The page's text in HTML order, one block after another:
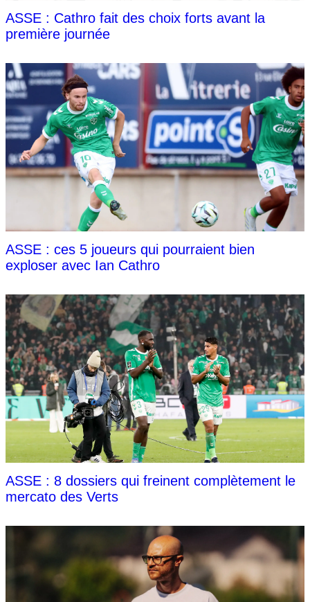
ASSE : Cathro fait des choix forts avant la
première journée
ASSE : ces 5 joueurs qui pourraient bien
exploser avec Ian Cathro
ASSE : 8 dossiers qui freinent complètement le
mercato des Verts